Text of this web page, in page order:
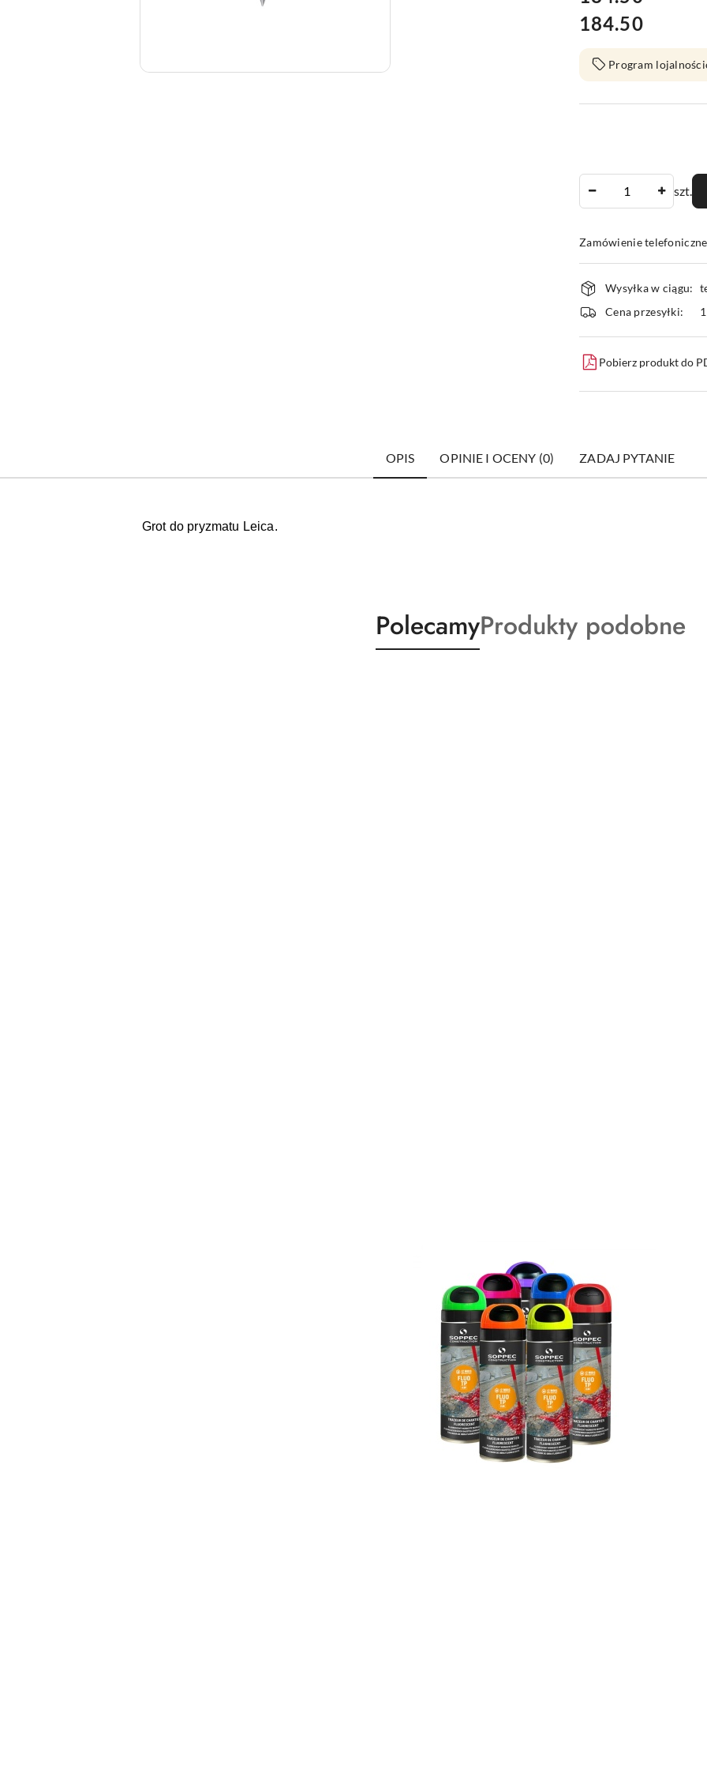
Cena:
184.50
Program
szt.
Zamówienie
Dostępność
i
dostawa
Wysyłka w ciągu:
Cena przesyłki:
Pobierz produkt do
OPIS OPINIE I OCENY (0) ZADAJ PYTANIE
Grot do pryzmatu Leica.
Produkty
o
PolecamyProdukty
o
Produkty podobne